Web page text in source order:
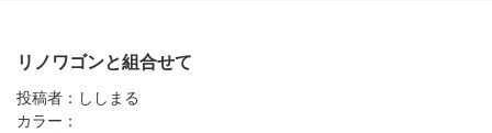
リノワゴンと組合せて
投稿者： ししまる
カラー：